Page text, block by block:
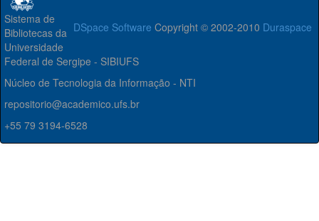
DSpace Software Copyright © 2002-2010 Duraspace
Sistema de
Bibliotecas da
Universidade
Federal de Sergipe - SIBIUFS
Núcleo de Tecnologia da Informação - NTI
repositorio@academico.ufs.br
+55 79 3194-6528